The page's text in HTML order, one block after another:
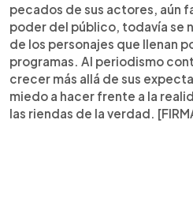
pecados de sus actores, aún
poder del público, todavía se
de los personajes que llenan
programas. Al periodismo
crecer más allá de sus
miedo a hacer frente a la
las riendas de la verdad.